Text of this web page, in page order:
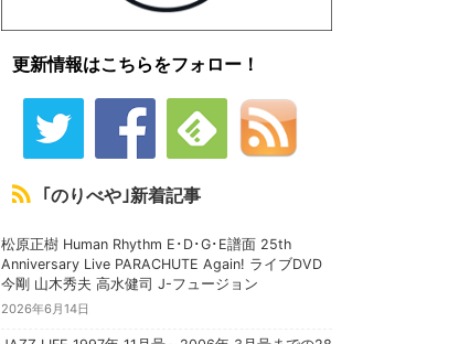
更新情報はこちらをフォロー！
｢のりべや｣新着記事
松原正樹 Human Rhythm E･D･G･E譜面 25th
Anniversary Live PARACHUTE Again! ライブDVD
今剛 山木秀夫 高水健司 J-フュージョン
2026年6月14日